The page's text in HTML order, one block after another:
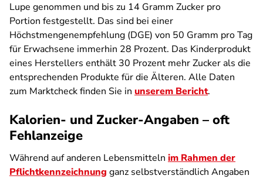
Lupe genommen und bis zu 14 Gramm Zucker pro
Portion festgestellt. Das sind bei einer
Höchstmengenempfehlung (DGE) von 50 Gramm pro Tag
für Erwachsene immerhin 28 Prozent. Das Kinderprodukt
eines Herstellers enthält 30 Prozent mehr Zucker als die
entsprechenden Produkte für die Älteren. Alle Daten
zum Marktcheck finden Sie in unserem Bericht.
Kalorien- und Zucker-Angaben – oft
Fehlanzeige
Während auf anderen Lebensmitteln im Rahmen der
Pflichtkennzeichnung ganz selbstverständlich Angaben